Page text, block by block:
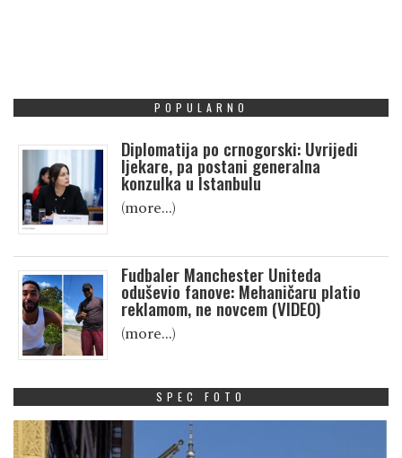
POPULARNO
Diplomatija po crnogorski: Uvrijedi
ljekare, pa postani generalna
konzulka u Istanbulu
(more…)
Fudbaler Manchester Uniteda
oduševio fanove: Mehaničaru platio
reklamom, ne novcem (VIDEO)
(more…)
SPEC FOTO